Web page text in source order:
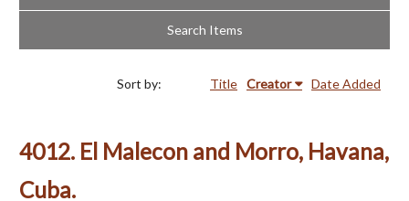
Search Items
Sort by: Title Creator Date Added
4012. El Malecon and Morro, Havana,
Cuba.